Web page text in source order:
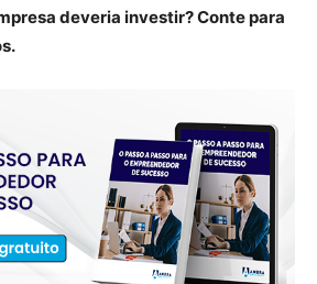
deveria investir? Conte para